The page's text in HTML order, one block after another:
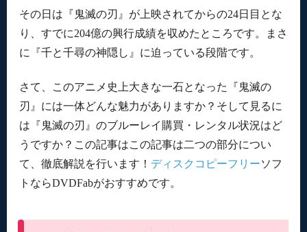
その日は『鬼滅の刃』が上映されてからの24日目とな
り、すでに204億の興行成績を収めたところです。まさ
に『千と千尋の神隠し』に迫っている段階です。
さて、このアニメ史上大きな一石となった『鬼滅の
刃』には一体どんな魅力がありますか？そして見るに
は『鬼滅の刃』のブルーレイ購買・レンタル状況はど
うですか？この記事はこの記事は二つの部分につい
て、徹底解説を行います！ ディスクコピーフリーソフ
トならDVDFabがおすすめです。